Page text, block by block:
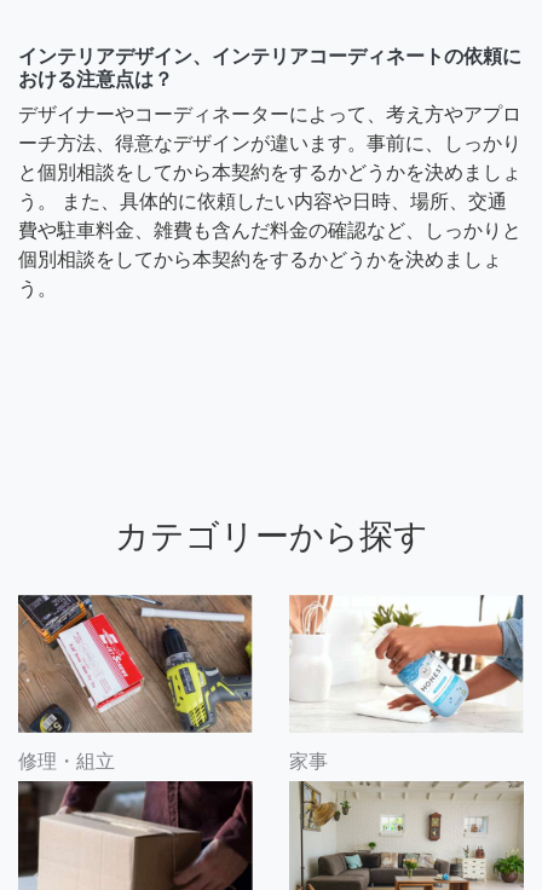
インテリアデザイン、インテリアコーディネートの依頼に
おける注意点は？
デザイナーやコーディネーターによって、考え方やアプロ
ーチ方法、得意なデザインが違います。事前に、しっかり
と個別相談をしてから本契約をするかどうかを決めましょ
う。 また、具体的に依頼したい内容や日時、場所、交通
費や駐車料金、雑費も含んだ料金の確認など、しっかりと
個別相談をしてから本契約をするかどうかを決めましょ
う。
カテゴリーから探す
修理・組立 家事